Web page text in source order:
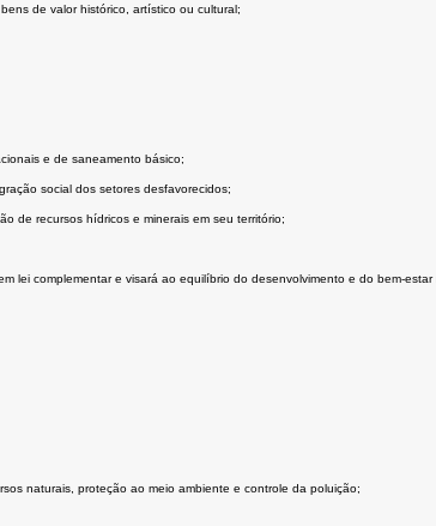
de valor histórico, artístico ou cultural;
e de saneamento básico;
social dos setores desfavorecidos;
de recursos hídricos e minerais em seu território;
lei complementar e visará ao equilíbrio do desenvolvimento e do bem-estar
naturais, proteção ao meio ambiente e controle da poluição;